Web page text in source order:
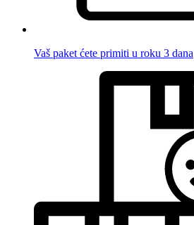
Vaš paket ćete primiti u roku 3 dana